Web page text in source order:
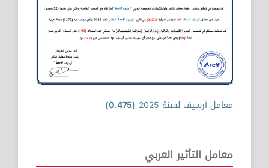
معامل أرسيف لسنة 2025 (0.475)
معامل التأثير العربي